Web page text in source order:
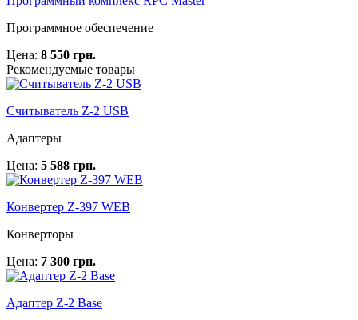
Программное обеспечение
Цена: 8 550 грн.
Рекомендуемые товары
Считыватель Z-2 USB
Адаптеры
Цена: 5 588 грн.
Конвертер Z-397 WEB
Конверторы
Цена: 7 300 грн.
Адаптер Z-2 Base